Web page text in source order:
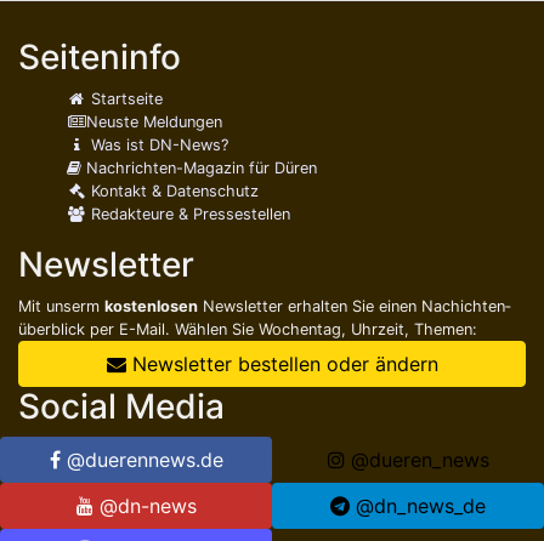
Seiteninfo
Startseite
Neuste Meldungen
Was ist DN-News?
Nachrichten-Magazin für Düren
Kontakt & Datenschutz
Redakteure & Pressestellen
Newsletter
Mit unserm kostenlosen Newsletter erhalten Sie einen Nachichten­
überblick per E-Mail. Wählen Sie Wochentag, Uhrzeit, Themen:
Newsletter bestellen oder ändern
Social Media
@duerennews.de
@dueren_news
@dn-news
@dn_news_de